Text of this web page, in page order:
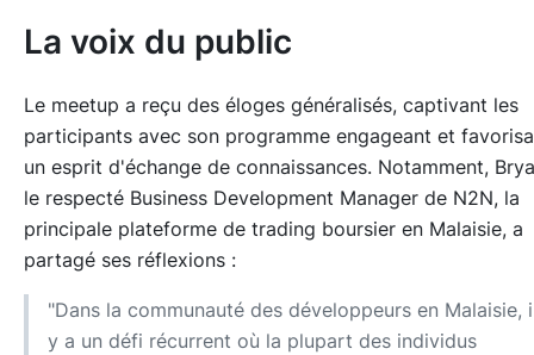
La voix du public
Le meetup a reçu des éloges généralisés, captivant les
participants avec son programme engageant et
un esprit d'échange de connaissances. Notamment,
le respecté Business Development Manager de N2N, la
principale plateforme de trading boursier en Malaisie, a
partagé ses réflexions :
"Dans la communauté des développeurs en Malaisie,
y a un défi récurrent où la plupart des individus